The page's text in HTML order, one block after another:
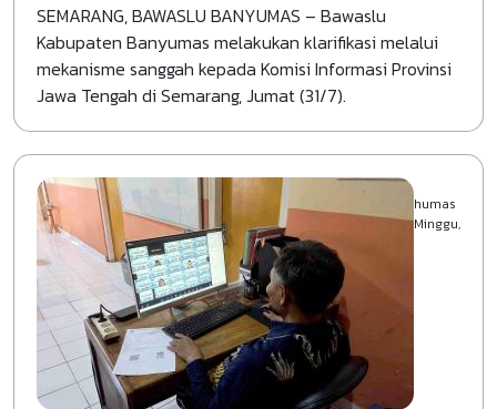
Pengumuman
PENGUMUMAN PESERTA TERPILIH PENDIDIKAN
PENGAWASAN PARTISIPATIF (P2P) “BERFUNGSI
DAN BERGERAK UNTUK PEMILU 2029 YANG
BERMARTABAT” BAWASLU KABUPATEN
BANYUMAS TAHUN 2026
Lihat Selengkapnya
SEMARANG, BAWASLU BANYUMAS – Bawaslu
Kabupaten Banyumas melakukan klarifikasi melalui
mekanisme sanggah kepada Komisi Informasi Provinsi
Jawa Tengah di Semarang, Jumat (31/7).
humas
Minggu,